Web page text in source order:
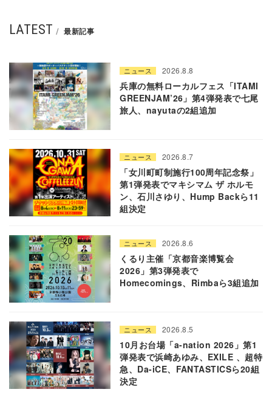
LATEST 最新記事
ニュース 2026.8.8
兵庫の無料ローカルフェス「ITAMI
GREENJAM’26」第4弾発表で七尾
旅人、nayutaの2組追加
ニュース 2026.8.7
「女川町町制施行100周年記念祭」
第1弾発表でマキシマム ザ ホルモ
ン、石川さゆり、Hump Backら11
組決定
ニュース 2026.8.6
くるり主催「京都音楽博覧会
2026」第3弾発表で
Homecomings、Rimbaら3組追加
ニュース 2026.8.5
10月お台場「a-nation 2026」第1
弾発表で浜崎あゆみ、EXILE 、超特
急、Da-iCE、FANTASTICSら20組
決定